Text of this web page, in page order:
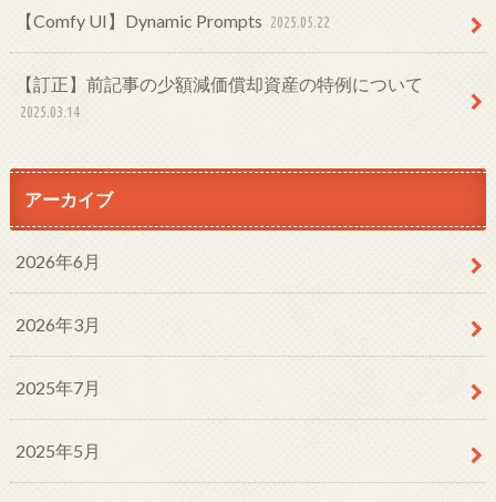
【Comfy UI】Dynamic Prompts 2025.05.22
【訂正】前記事の少額減価償却資産の特例について
2025.03.14
アーカイブ
2026年6月
2026年3月
2025年7月
2025年5月